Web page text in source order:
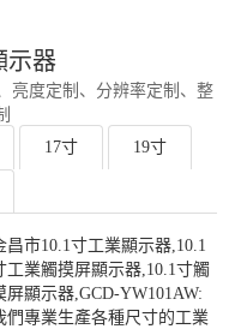
示器
亮度定制、分辨率定制、整
17寸 19寸
昌市10.1寸工業顯示器,10.1
工業觸摸屏顯示器,10.1寸觸
屏顯示器,GCD-YW101AW:
們專業生產各種尺寸的工業